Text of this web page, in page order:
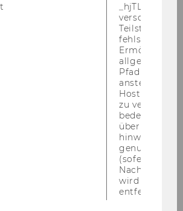
Finance, Accounting and
_hjTLDTest-
verschiedene
Teilstrings,
fehlschlägt.
Ermöglicht,
Pfad zu
anstelle des
Hostnamens
zu
bedeutet,
über
hinweg
genutzt
(sofern
Nach dieser
wird das
entfernt.